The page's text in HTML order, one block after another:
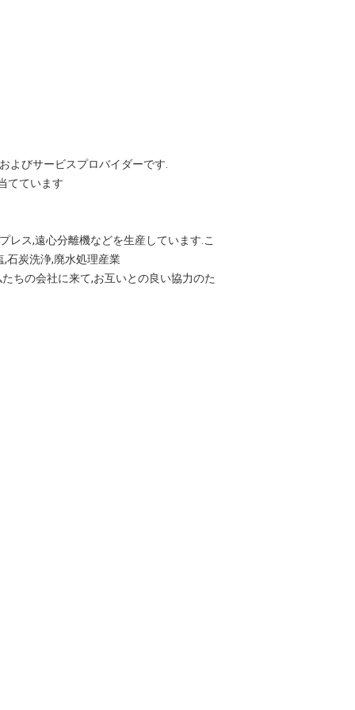
よびサービスプロバイダーです.
てています
レス,遠心分離機などを生産しています.こ
,石炭洗浄,廃水処理産業
ちの会社に来て,お互いとの良い協力のた